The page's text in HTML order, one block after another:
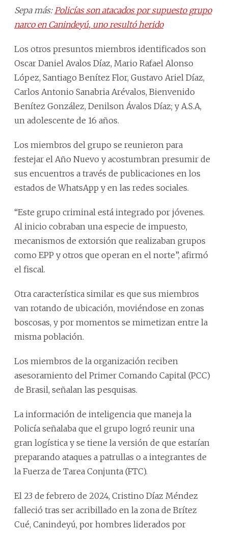
Sepa más: Policías son atacados por supuesto grupo
narco en Canindeyú, uno resultó herido
Los otros presuntos miembros identificados son
Oscar Daniel Avalos Díaz, Mario Rafael Alonso
López, Santiago Benítez Flor, Gustavo Ariel Díaz,
Carlos Antonio Sanabria Arévalos, Bienvenido
Benítez González, Denilson Ávalos Díaz; y A.S.A,
un adolescente de 16 años.
Los miembros del grupo se reunieron para
festejar el Año Nuevo y acostumbran presumir de
sus encuentros a través de publicaciones en los
estados de WhatsApp y en las redes sociales.
“Este grupo criminal está integrado por jóvenes.
Al inicio cobraban una especie de impuesto,
mecanismos de extorsión que realizaban grupos
como EPP y otros que operan en el norte”, afirmó
el fiscal.
Otra característica similar es que sus miembros
van rotando de ubicación, moviéndose en zonas
boscosas, y por momentos se mimetizan entre la
misma población.
Los miembros de la organización reciben
asesoramiento del Primer Comando Capital (PCC)
de Brasil, señalan las pesquisas.
La información de inteligencia que maneja la
Policía señalaba que el grupo logró reunir una
gran logística y se tiene la versión de que estarían
preparando ataques a patrullas o a integrantes de
la Fuerza de Tarea Conjunta (FTC).
El 23 de febrero de 2024, Cristino Díaz Méndez
falleció tras ser acribillado en la zona de Brítez
Cué, Canindeyú, por hombres liderados por